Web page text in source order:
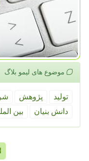
موضوع های لیمو بلاگ
تولید پژوهش
دانش بنیان
بین